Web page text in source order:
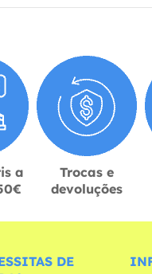
a
Trocas e
devoluções
DE